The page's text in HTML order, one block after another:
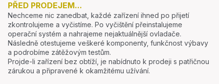
PŘED PRODEJEM...
Nechceme nic zanedbat, každé zařízení ihned po přijetí
zkontrolujeme a vyčistíme. Po vyčištění přeinstalujeme
operační systém a nahrajeme nejaktuálnější ovladače.
Následně otestujeme veškeré komponenty, funkčnost výbavy
a podrobíme zátěžovým testům.
Projde-li zařízení bez obtíží, je nabídnuto k prodeji s patřičnou
zárukou a připravené k okamžitému užívání.